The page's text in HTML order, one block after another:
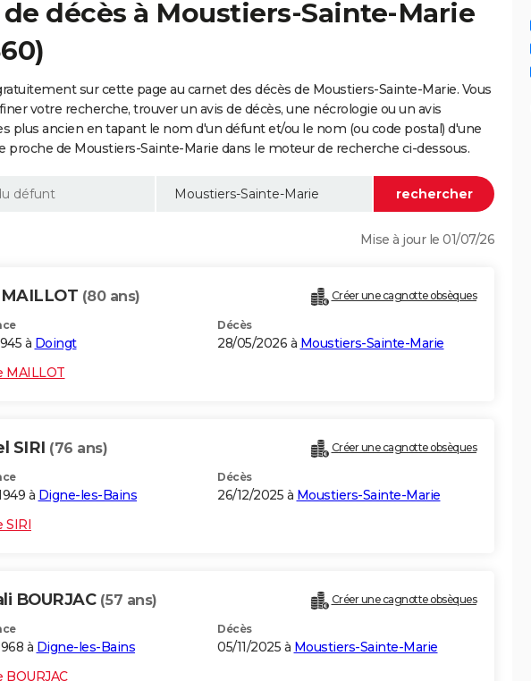
décès à Moustiers-Sainte-Marie
sur cette page au carnet des décès de Moustiers-Sainte-Marie. Vous
votre recherche, trouver un avis de décès, une nécrologie ou un avis
plus ancien en tapant le nom d'un défunt et/ou le nom (ou code postal) d'une
proche de Moustiers-Sainte-Marie dans le moteur de recherche ci-dessous.
Mise à jour le 01/07/26
(80 ans) Créer une cagnotte obsèques
à Doingt
Décès
28/05/2026 à Moustiers-Sainte-Marie
MAILLOT
SIRI (76 ans) Créer une cagnotte obsèques
à Digne-les-Bains
Décès
26/12/2025 à Moustiers-Sainte-Marie
SIRI
BOURJAC (57 ans) Créer une cagnotte obsèques
à Digne-les-Bains
Décès
05/11/2025 à Moustiers-Sainte-Marie
BOURJAC